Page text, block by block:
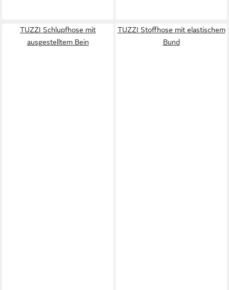
TUZZI Schlupfhose mit
ausgestelltem Bein
TUZZI Stoffhose mit elastischem
Bund